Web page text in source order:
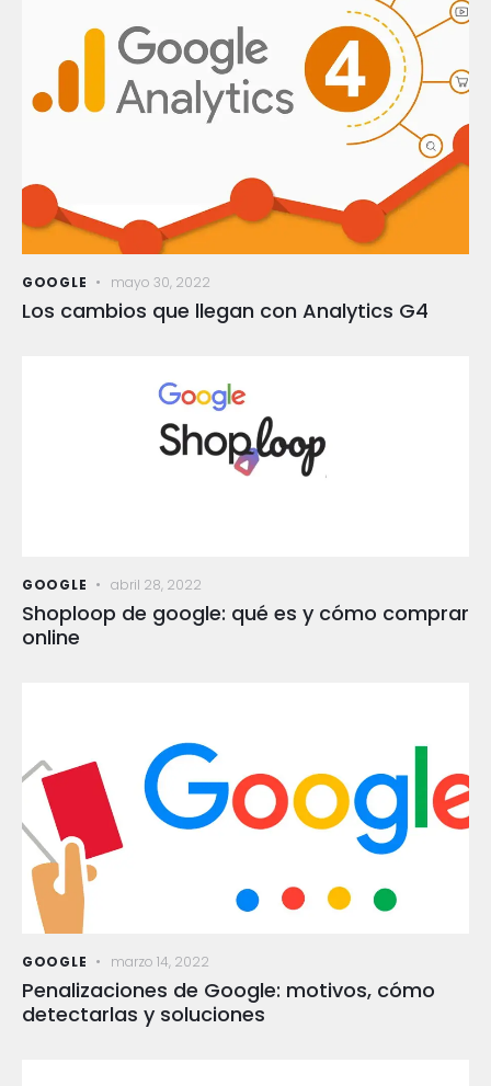
GOOGLE mayo 30, 2022
Los cambios que llegan con Analytics G4
GOOGLE abril 28, 2022
Shoploop de google: qué es y cómo comprar
online
GOOGLE marzo 14, 2022
Penalizaciones de Google: motivos, cómo
detectarlas y soluciones